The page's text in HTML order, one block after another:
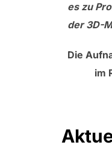
es zu
der 3D-
Die
im